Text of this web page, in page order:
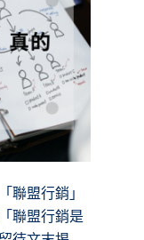
聯盟行銷」
聯盟行銷是